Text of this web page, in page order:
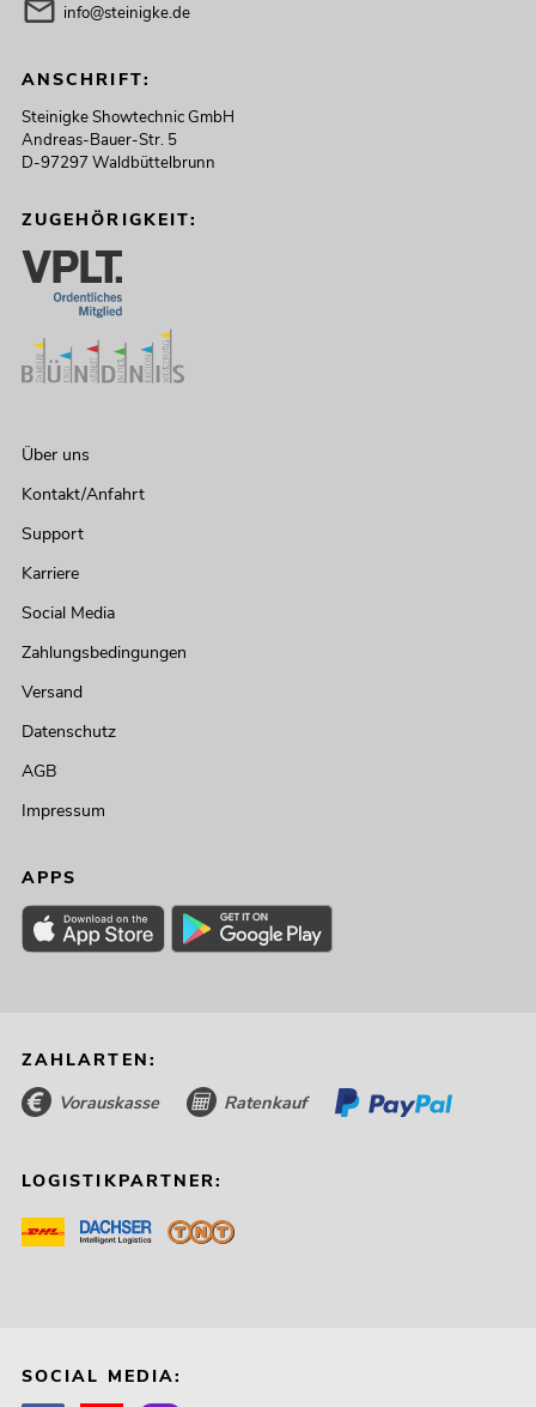
info@steinigke.de
ANSCHRIFT:
Steinigke Showtechnic GmbH
Andreas-Bauer-Str. 5
D-97297 Waldbüttelbrunn
ZUGEHÖRIGKEIT:
Über uns
Kontakt/Anfahrt
Support
Karriere
Social Media
Zahlungsbedingungen
Versand
Datenschutz
AGB
Impressum
APPS
ZAHLARTEN:
Vorauskasse Ratenkauf
LOGISTIKPARTNER:
SOCIAL MEDIA: